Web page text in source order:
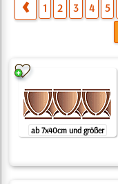
1 2 3 4 5
ab 7x40cm und größer